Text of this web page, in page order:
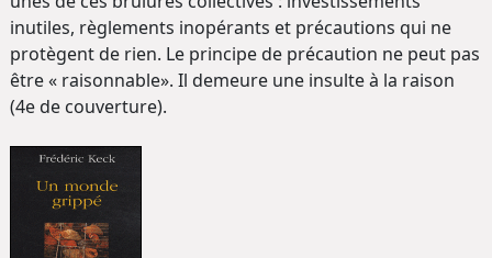
inutiles, règlements inopérants et précautions qui ne
protègent de rien. Le principe de précaution ne peut pas
être « raisonnable». Il demeure une insulte à la raison
(4e de couverture).